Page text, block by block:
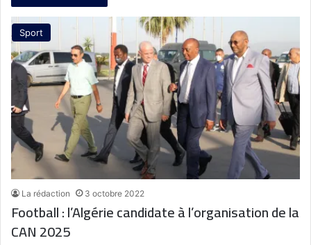
Sport
La rédaction 3 octobre 2022
Football : l’Algérie candidate à l’organisation de la
CAN 2025